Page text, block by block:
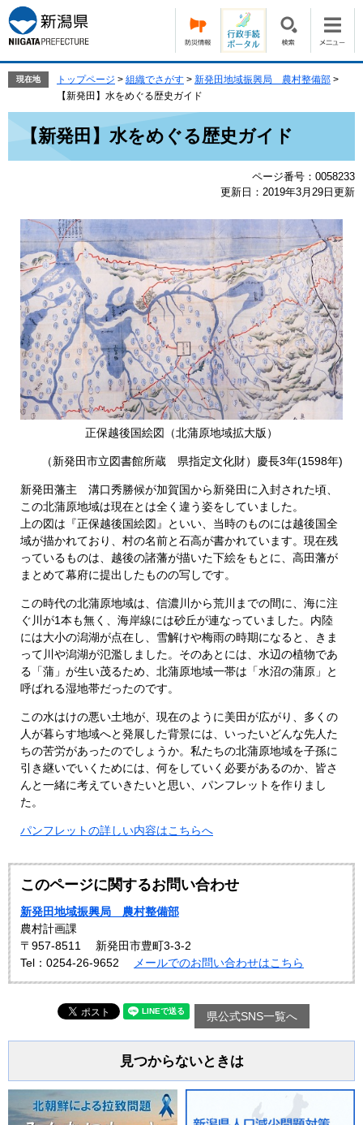
ー
ジ
の
で
ニ
ュ
ー
ば
本
現在地 トップページ > 組織でさがす > 新発田地域振興局 農村整備部 >
【新発田】水をめぐる歴史ガイド
【新発田】水をめぐる歴史ガイド
ページ番号：0058233
更新日：2019年3月29日更新
正保越後国絵図（北蒲原地域拡大版）
（新発田市立図書館所蔵 県指定文化財）慶長3年(1598年)
新発田藩主 溝口秀勝候が加賀国から新発田に入封された頃、
この北蒲原地域は現在とは全く違う姿をしていました。
上の図は『正保越後国絵図』といい、当時のものには越後国全
域が描かれており、村の名前と石高が書かれています。現在残
っているものは、越後の諸藩が描いた下絵をもとに、高田藩が
まとめて幕府に提出したものの写しです。
この時代の北蒲原地域は、信濃川から荒川までの間に、海に注
ぐ川が1本も無く、海岸線には砂丘が連なっていました。内陸
には大小の潟湖が点在し、雪解けや梅雨の時期になると、きま
って川や潟湖が氾濫しました。そのあとには、水辺の植物であ
る「蒲」が生い茂るため、北蒲原地域一帯は「水沼の蒲原」と
呼ばれる湿地帯だったのです。
この水はけの悪い土地が、現在のように美田が広がり、多くの
人が暮らす地域へと発展した背景には、いったいどんな先人た
ちの苦労があったのでしょうか。私たちの北蒲原地域を子孫に
引き継いでいくためには、何をしていく必要があるのか、皆さ
んと一緒に考えていきたいと思い、パンフレットを作りまし
た。
パンフレットの詳しい内容はこちらへ
このページに関するお問い合わせ
新発田地域振興局 農村整備部
農村計画課
〒957-8511
新発田市豊町3-3-2
Tel：0254-26-9652
メールでのお問い合わせはこちら
県公式SNS一覧へ
見つからないときは